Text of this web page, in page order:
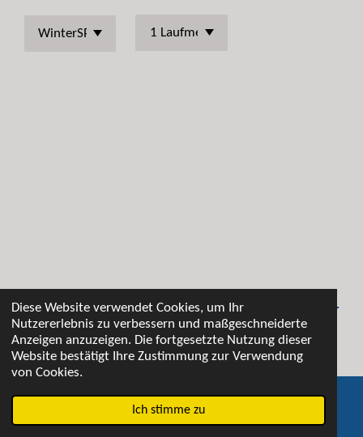
Diese Website verwendet Cookies, um Ihr
Nutzererlebnis zu verbessern und maßgeschneiderte
Anzeigen anzuzeigen. Die fortgesetzte Nutzung dieser
Website bestätigt Ihre Zustimmung zur Verwendung
von Cookies.
Ich stimme zu
© 2021 Marktveranstaltungen Schreier
Telefon